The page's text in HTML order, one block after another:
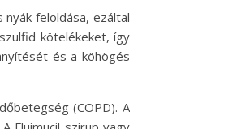
feloldása, ezáltal
kötelékeket, így
és a köhögés
(COPD). A